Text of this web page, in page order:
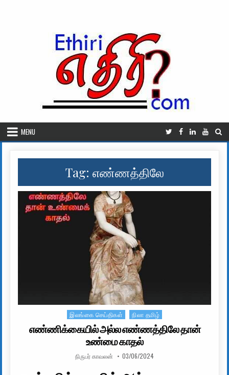
MENU
Tag: எண்ணத்திலே
Posted in
இலங்கை செய்திகள் நிலா தமிழ்
எண்ணிக்கையில் அல்ல எண்ணத்திலே தான்
உண்மை காதல்
AUTHOR:
நிருபர் காவலன் PUBLISHED DATE:
03/06/2024